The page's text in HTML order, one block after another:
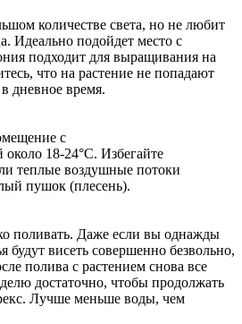
количестве света, но не любит
Идеально подойдет место с
подходит для выращивания на
что на растение не попадают
дневное время.
с
18-24°C. Избегайте
теплые воздушные потоки
пушок (плесень).
поливать. Даже если вы однажды
будут висеть совершенно безвольно,
полива с растением снова все
достаточно, чтобы продолжать
Лучше меньше воды, чем